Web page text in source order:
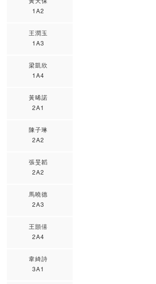
1A2
王潤玉
1A3
梁凱欣
1A4
黃晞諾
2A1
陳子琳
2A2
張旻韜
2A2
馬曉德
2A3
王顗僖
2A4
韋綺詩
3A1